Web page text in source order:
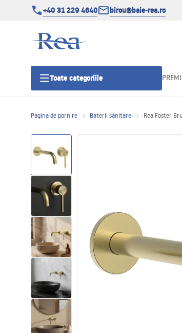
+40 31 229 4640 birou@baie-rea.ro
Toate categoriile
Usi pentru cabine de dus
Cadite de dus
Rigole Liniare
Vase WC si Bideuri
Lavoare
Cazi cu paravane
Baterii sanitare
Pagina de pornire Baterii sanitare Rea Foster